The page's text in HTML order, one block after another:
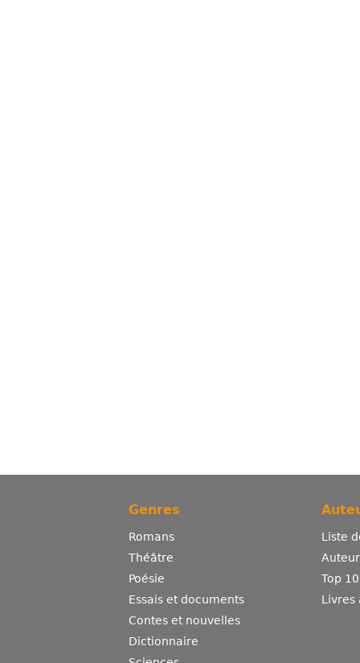
Genres
Romans
Théâtre
Poésie
Essais et documents
Contes et nouvelles
Dictionnaire
Liste
Top
Livres